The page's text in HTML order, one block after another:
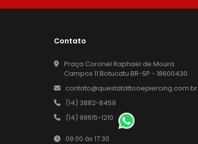
Contato
Praça Coronel Raphael de Moura
Campos 11 Botucatu BR-SP - 18600430
contato@questatattooepiercing.com.br
(14) 3882-8459
(14) 99615-1210
09:00 às 17:30